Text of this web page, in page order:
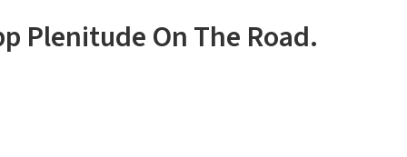
Plenitude On The Road.